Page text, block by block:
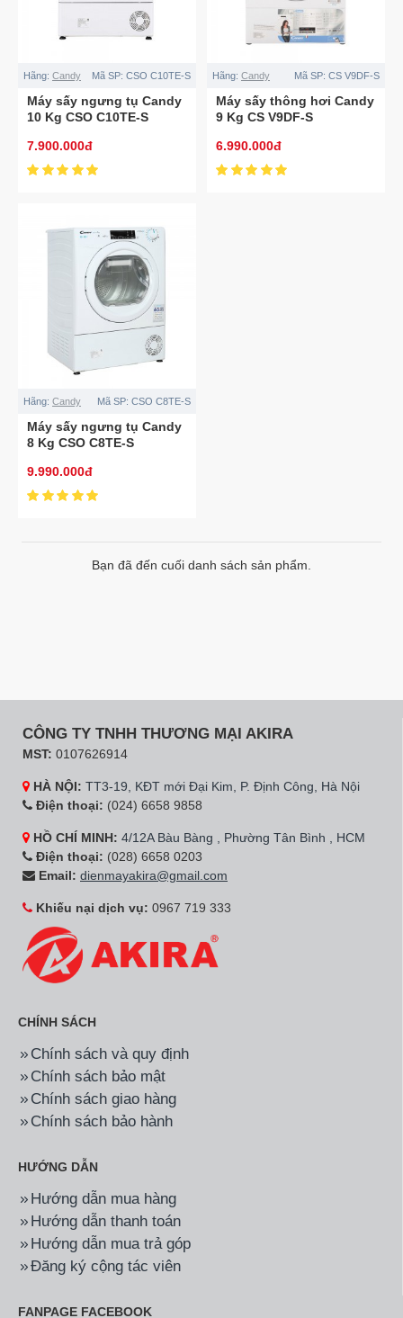
Hãng: Candy Mã SP: CSO C10TE-S
Máy sấy ngưng tụ Candy
10 Kg CSO C10TE-S
7.900.000đ
Hãng: Candy Mã SP: CS V9DF-S
Máy sấy thông hơi Candy
9 Kg CS V9DF-S
6.990.000đ
Hãng: Candy Mã SP: CSO C8TE-S
Máy sấy ngưng tụ Candy
8 Kg CSO C8TE-S
9.990.000đ
Bạn đã đến cuối danh sách sản phẩm.
CÔNG TY TNHH THƯƠNG MẠI AKIRA
MST: 0107626914
HÀ NỘI: TT3-19, KĐT mới Đại Kim, P. Định Công, Hà Nội
Điện thoại: (024) 6658 9858
HỒ CHÍ MINH: 4/12A Bàu Bàng , Phường Tân Bình , HCM
Điện thoại: (028) 6658 0203
Email: dienmayakira@gmail.com
Khiếu nại dịch vụ: 0967 719 333
CHÍNH SÁCH
Chính sách và quy định
Chính sách bảo mật
Chính sách giao hàng
Chính sách bảo hành
HƯỚNG DẪN
Hướng dẫn mua hàng
Hướng dẫn thanh toán
Hướng dẫn mua trả góp
Đăng ký cộng tác viên
FANPAGE FACEBOOK